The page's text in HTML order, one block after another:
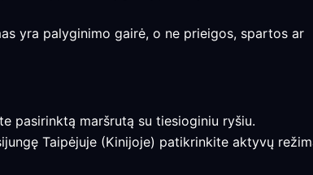
yra palyginimo gairė, o ne prieigos, spartos ar
pasirinktą maršrutą su tiesioginiu ryšiu.
Taipėjuje (Kinijoje) patikrinkite aktyvų